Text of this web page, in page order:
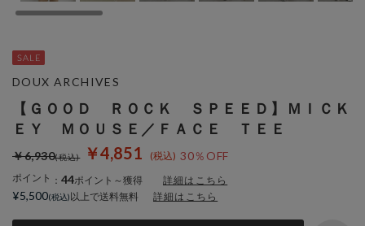
【ＧＯＯＤ ＲＯＣＫ ＳＰＥＥＤ】ＭＩＣＫ
ＥＹ ＭＯＵＳＥ／ＦＡＣＥ ＴＥＥ
￥4,851 30％OFF
￥6,930
ポイント ： 44ポイント～獲得 詳細はこちら
DOUX ARCHIVES
¥5,500 以上で送料無料 詳細はこちら